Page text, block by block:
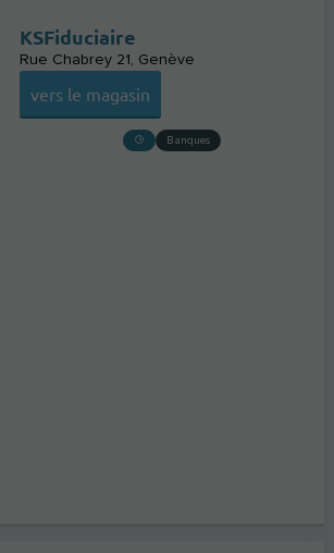
KSFiduciaire
Rue Chabrey 21 Genève
vers le magasin
Banques